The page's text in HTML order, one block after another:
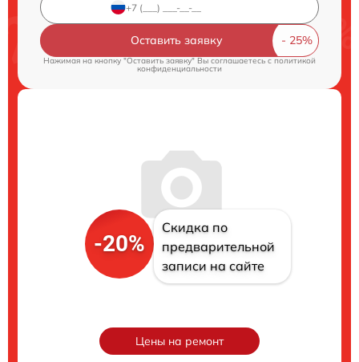
Оставить заявку
Нажимая на кнопку "Оставить заявку" Вы соглашаетесь c политикой
конфиденциальности
-20%
Скидка по
предварительной
записи на сайте
Цены на ремонт